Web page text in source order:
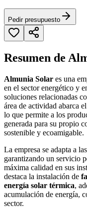
Pedir presupuesto
Resumen de
Almunia Solar es una
en el sector energético y
soluciones relacionadas
área de actividad abarca el
lo que permite a los
generada para su propio
sostenible y ecoamigable.
La empresa se adapta a
garantizando un servicio
máxima calidad en sus
destaca la instalación de
energía solar térmica,
acumulación de energía,
sector.